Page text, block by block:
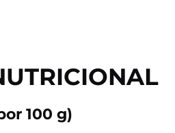
100 g)